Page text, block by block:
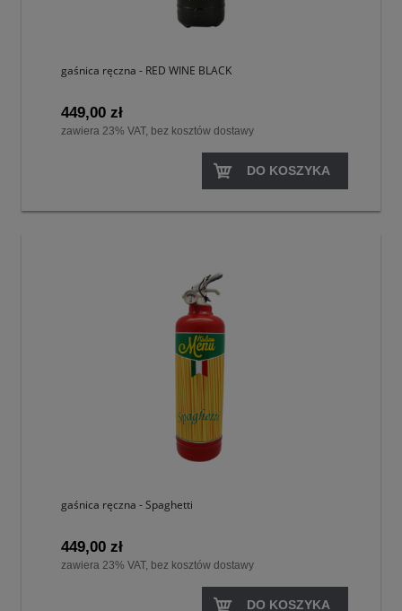
gaśnica ręczna - RED WINE BLACK
449,00 zł
zawiera 23% VAT, bez kosztów dostawy
DO KOSZYKA
gaśnica ręczna - Spaghetti
449,00 zł
zawiera 23% VAT, bez kosztów dostawy
DO KOSZYKA